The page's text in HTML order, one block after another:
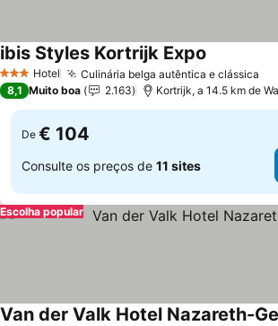
3 EstrelasHotel Culinária belga autêntica e clássica
ibis Styles Kortrijk Expo
8,1 Muito boa 2.163 Kortrijk, a 14.5 km de
De € 104
Consulte os preços de 11 sites
Escolha popular
Van der Valk Hotel Nazareth-